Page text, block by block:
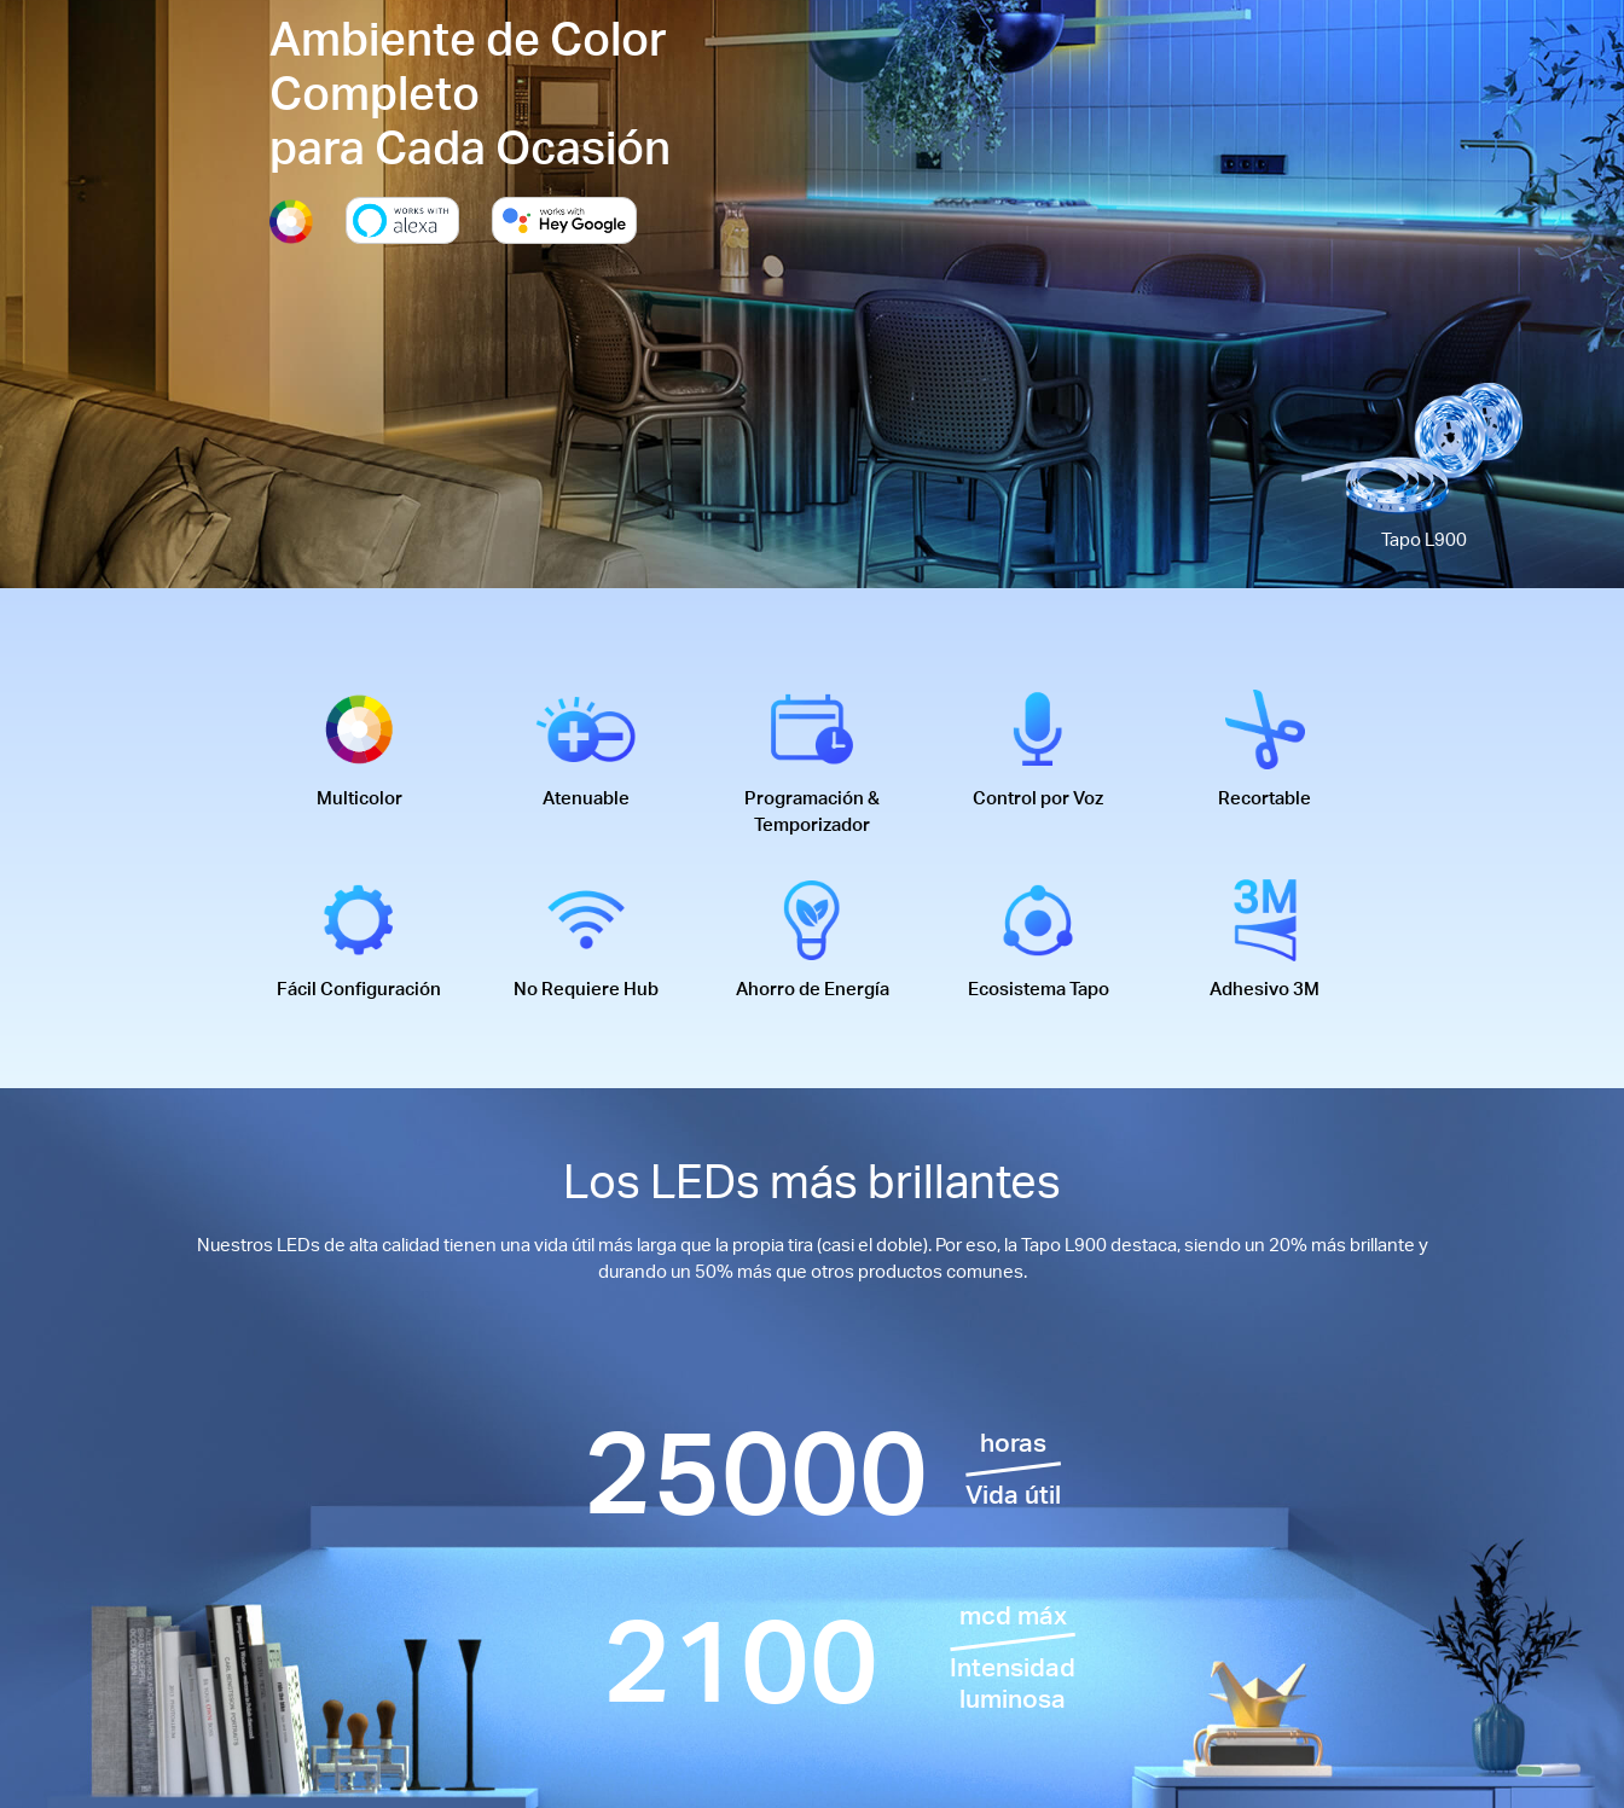
Ambiente de Color
Completo
para Cada Ocasión
Tapo L900
Multicolor Atenuable
Programación &
Temporizador
Control por Voz Recortable
Fácil Configuración No Requiere Hub Ahorro de Energía Ecosistema Tapo Adhesivo 3M
Los LEDs más brillantes
Nuestros LEDs de alta calidad tienen una vida útil más larga que la propia tira (casi el doble). Por eso, la Tapo L900 destaca, siendo un 20% más brillante y
durando un 50% más que otros productos comunes.
25000
horas
Vida útil
2100
mcd máx
Intensidad
luminosa